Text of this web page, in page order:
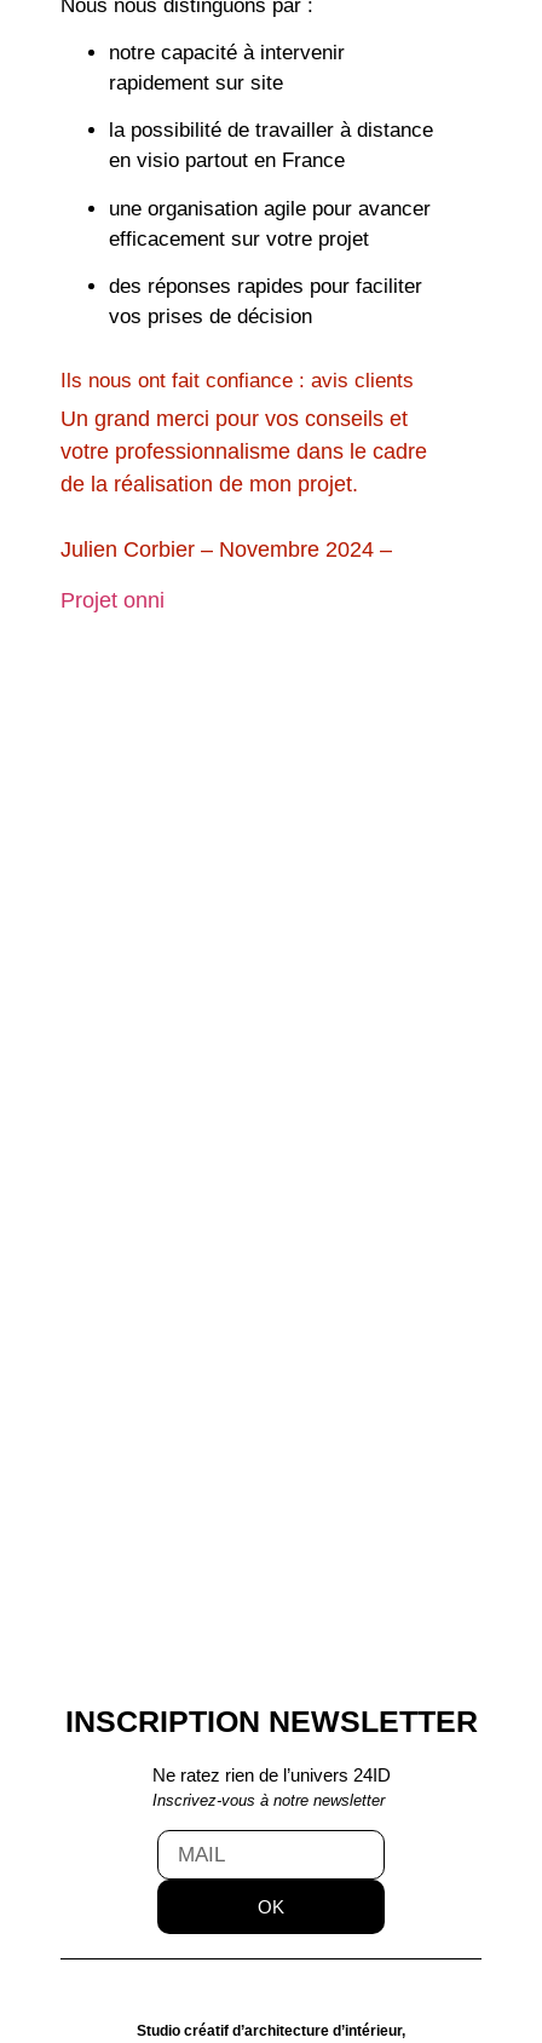
Nous nous distinguons par :
notre capacité à intervenir
rapidement sur site
la possibilité de travailler à distance
en visio partout en France
une organisation agile pour avancer
efficacement sur votre projet
des réponses rapides pour faciliter
vos prises de décision
Ils nous ont fait confiance : avis clients
Un grand merci pour vos conseils et
votre professionnalisme dans le cadre
de la réalisation de mon projet.
Julien Corbier – Novembre 2024 –
Projet onni
INSCRIPTION NEWSLETTER
Ne ratez rien de l’univers 24ID
Inscrivez-vous à notre newsletter
OK
Studio créatif d’architecture d’intérieur,